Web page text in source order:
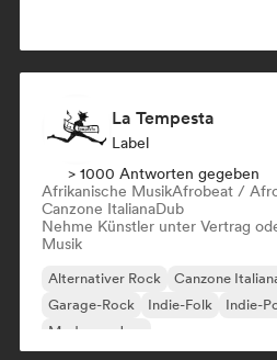
La Tempesta
Label
> 1000 Antworten gegeben
Afrikanische MusikAfrobeat /
Canzone ItalianaDub
Nehme Künstler unter Vertrag
Musik
Alternativer Rock Canzone
Garage-Rock
Indie-Folk Indie-
Moderner Jazz